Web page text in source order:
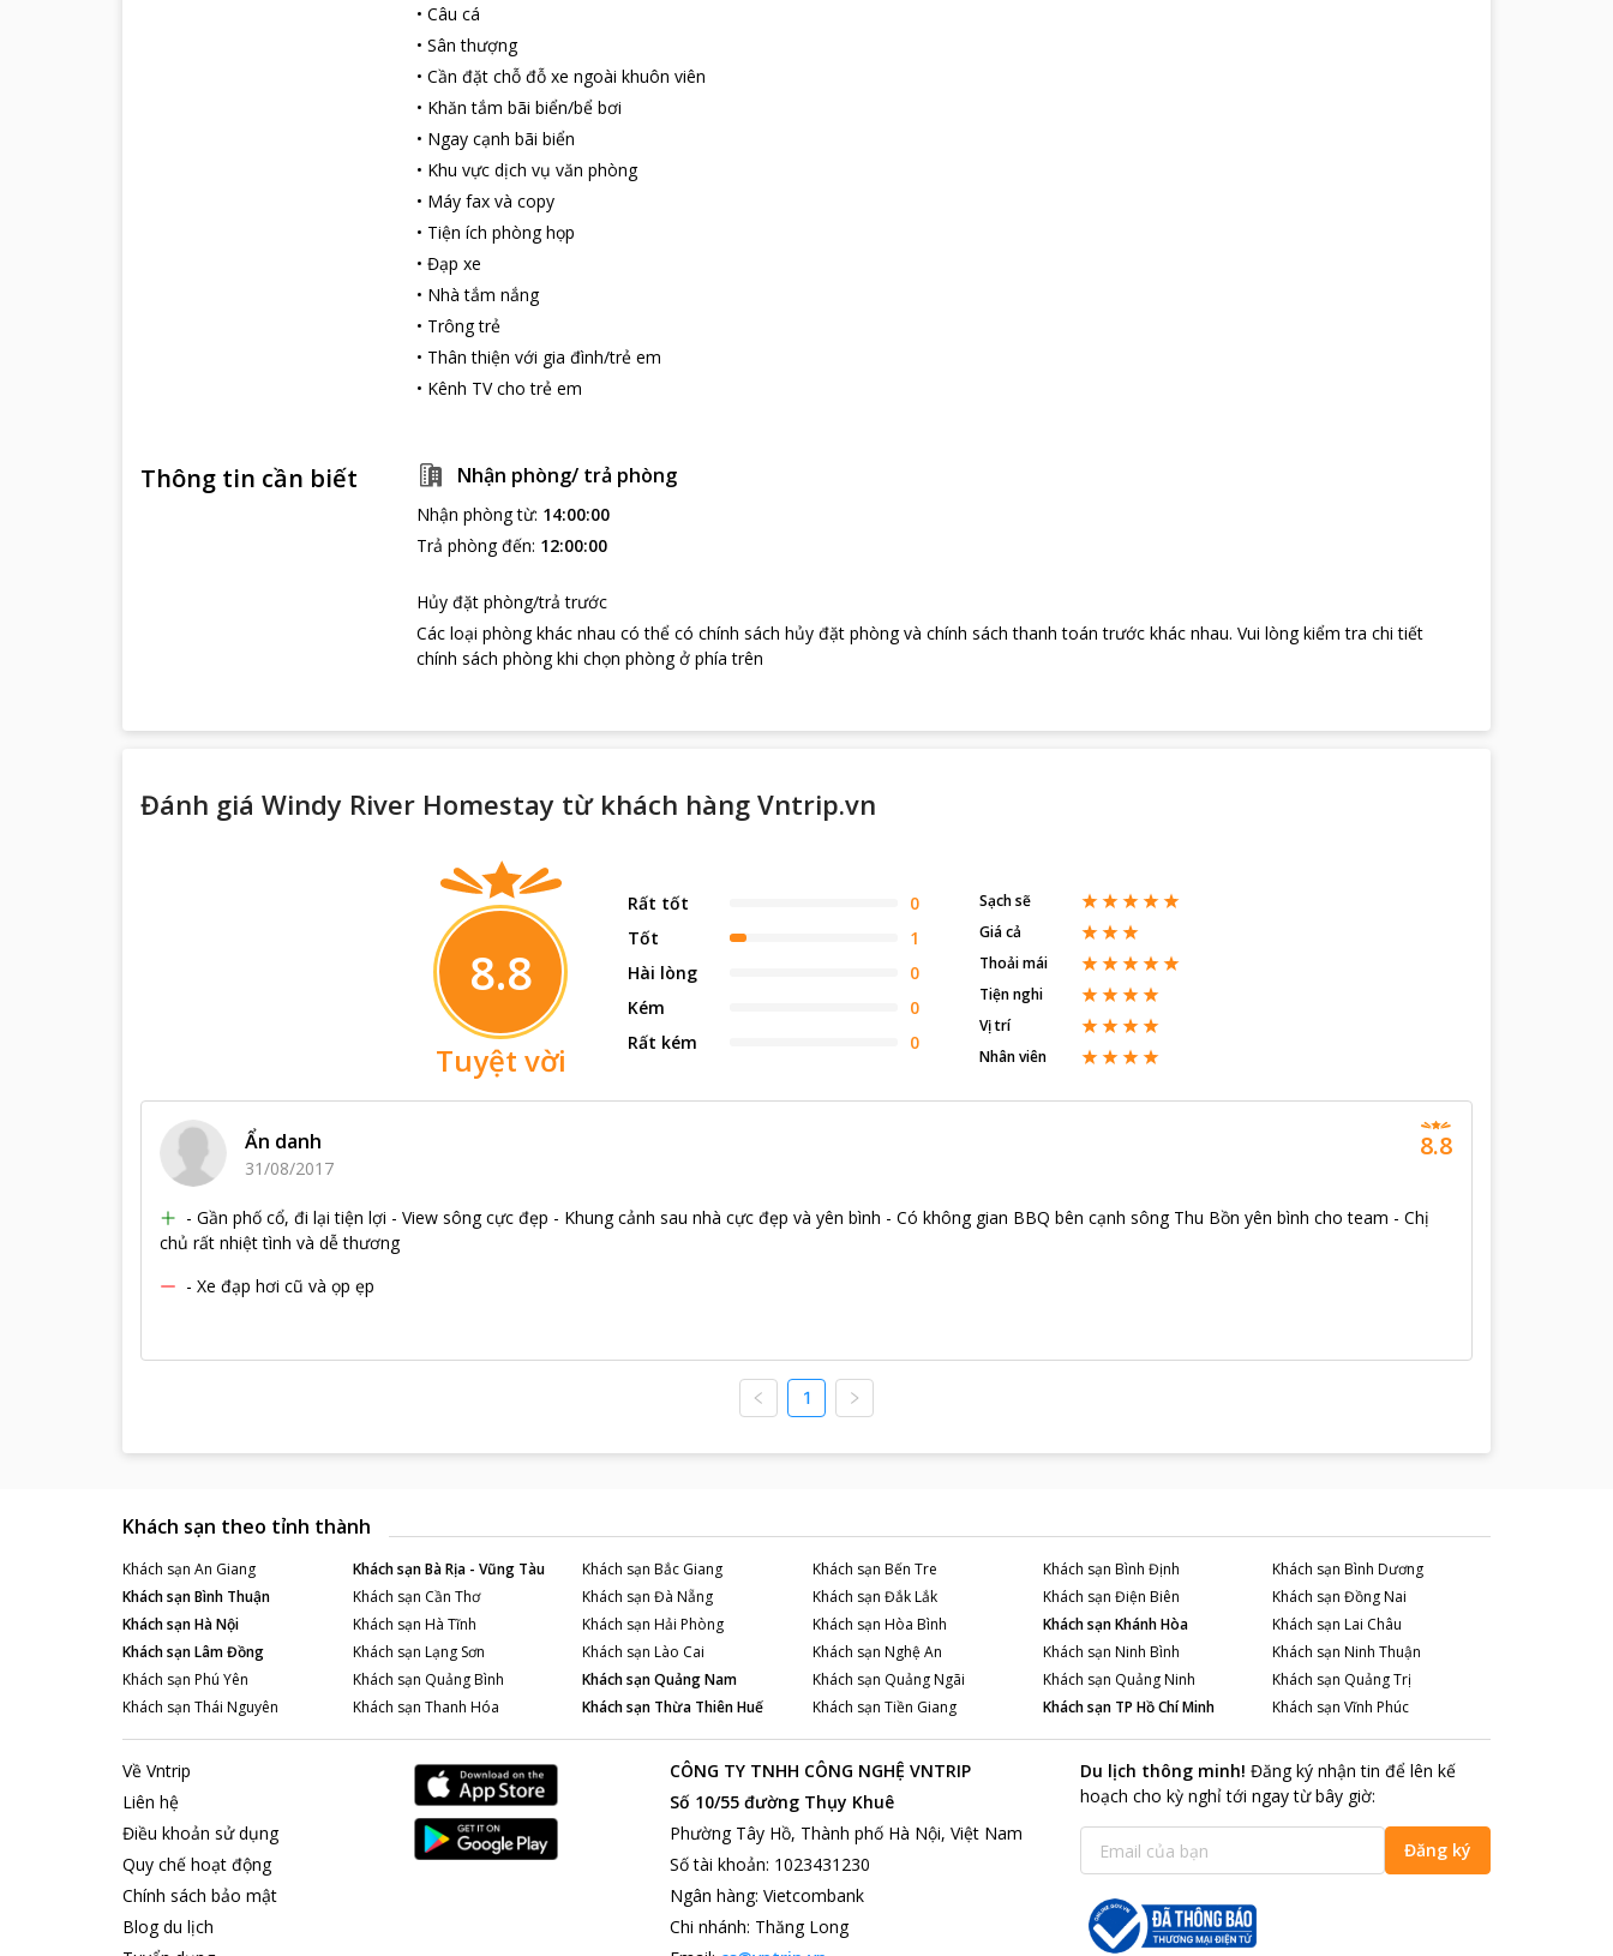
• Câu cá
• Sân thượng
• Cần đặt chỗ đỗ xe ngoài khuôn viên
• Khăn tắm bãi biển/bể bơi
• Ngay cạnh bãi biển
• Khu vực dịch vụ văn phòng
• Máy fax và copy
• Tiện ích phòng họp
• Đạp xe
• Nhà tắm nắng
• Trông trẻ
• Thân thiện với gia đình/trẻ em
• Kênh TV cho trẻ em
Thông tin cần biết Nhận phòng/ trả phòng
Nhận phòng từ: 14:00:00
Trả phòng đến: 12:00:00
Hủy đặt phòng/trả trước
Các loại phòng khác nhau có thể có chính sách hủy đặt phòng và chính sách thanh toán trước khác nhau. Vui lòng kiểm tra chi tiết
chính sách phòng khi chọn phòng ở phía trên
Đánh giá Windy River Homestay từ khách hàng Vntrip.vn
8.8
Tuyệt vời
Rất tốt
0
Tốt
1
Hài lòng
0
Kém
0
Rất kém
0
Sạch sẽ
Giá cả
Thoải mái
Tiện nghi
Vị trí
Nhân viên
Ẩn danh
31/08/2017
- Gần phố cổ, đi lại tiện lợi - View sông cực đẹp - Khung cảnh sau nhà cực đẹp và yên bình - Có không gian BBQ bên cạnh sông Thu Bồn yên bình cho team - Chị
chủ rất nhiệt tình và dễ thương
- Xe đạp hơi cũ và ọp ẹp
8.8
1
Khách sạn theo tỉnh thành
Khách sạn An Giang Khách sạnBà Rịa - Vũng Tàu Khách sạn Bắc Giang Khách sạn Bến Tre Khách sạn Bình Định Khách sạn Bình Dương
Khách sạnBình Thuận Khách sạn Cần Thơ Khách sạn Đà Nẵng Khách sạn Đắk Lắk Khách sạn Điện Biên Khách sạn Đồng Nai
Khách sạnHà Nội Khách sạn Hà Tĩnh Khách sạn Hải Phòng Khách sạn Hòa Bình Khách sạnKhánh Hòa Khách sạn Lai Châu
Khách sạnLâm Đồng Khách sạn Lạng Sơn Khách sạn Lào Cai Khách sạn Nghệ An Khách sạn Ninh Bình Khách sạn Ninh Thuận
Khách sạn Phú Yên Khách sạn Quảng Bình Khách sạnQuảng Nam Khách sạn Quảng Ngãi Khách sạn Quảng Ninh Khách sạn Quảng Trị
Khách sạn Thái Nguyên Khách sạn Thanh Hóa Khách sạn Thừa Thiên Huế Khách sạn Tiền Giang Khách sạn TP Hồ Chí Minh Khách sạn Vĩnh Phúc
Về Vntrip
Liên hệ
Điều khoản sử dụng
Quy chế hoạt động
Chính sách bảo mật
Blog du lịch
CÔNG TY TNHH CÔNG NGHỆ VNTRIP
Số 10/55 đường Thụy Khuê
Phường Tây Hồ, Thành phố Hà Nội, Việt Nam
Số tài khoản: 1023431230
Ngân hàng: Vietcombank
Chi nhánh: Thăng Long
Du lịch thông minh! Đăng ký nhận tin để lên kế
hoạch cho kỳ nghỉ tới ngay từ bây giờ:
Đăng ký